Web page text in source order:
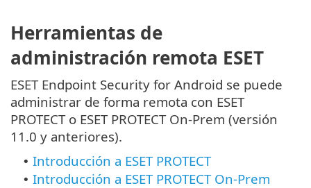
Herramientas de
administración remota ESET
ESET Endpoint Security for Android se puede
administrar de forma remota con ESET
PROTECT o ESET PROTECT On-Prem (versión
11.0 y anteriores).
• Introducción a ESET PROTECT
• Introducción a ESET PROTECT On-Prem